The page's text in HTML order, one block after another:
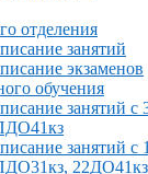
отделения
занятий
экзаменов
обучения
занятий с
занятий с